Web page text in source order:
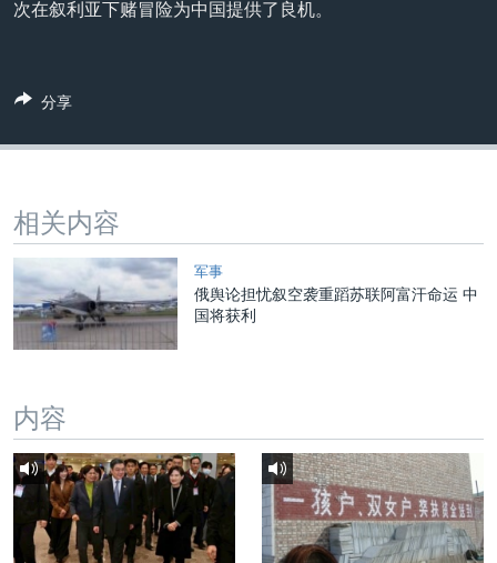
重要讲话与声明
GEN Z 看美国
次在叙利亚下赌冒险为中国提供了良机。
分享
相关内容
军事
俄舆论担忧叙空袭重蹈苏联阿富汗命运 中
国将获利
内容